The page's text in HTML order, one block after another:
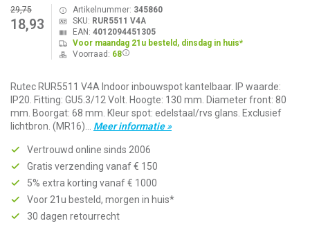
29,75
18,93
Artikelnummer: 345860
SKU: RUR5511 V4A
EAN: 4012094451305
Voor maandag 21u besteld, dinsdag in huis*
Voorraad: 68
Rutec RUR5511 V4A Indoor inbouwspot kantelbaar. IP waarde:
IP20. Fitting: GU5.3/12 Volt. Hoogte: 130 mm. Diameter front: 80
mm. Boorgat: 68 mm. Kleur spot: edelstaal/rvs glans. Exclusief
lichtbron. (MR16)... Meer informatie »
Vertrouwd online sinds 2006
Gratis verzending vanaf € 150
5% extra korting vanaf € 1000
Voor 21u besteld, morgen in huis*
30 dagen retourrecht